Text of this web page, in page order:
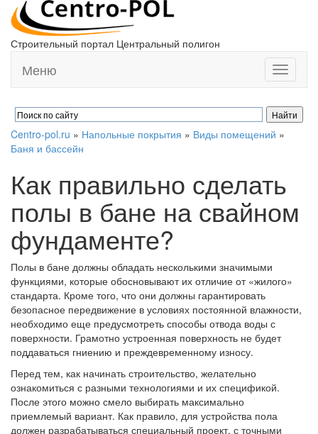
Строительный портал Центральный полигон
Toggle
Меню
Centro-pol.ru » Напольные покрытия » Виды помещений »
Баня и бассейн
Как правильно сделать
полы в бане на свайном
фундаменте?
Полы в бане должны обладать несколькими значимыми
функциями, которые обосновывают их отличие от «жилого»
стандарта. Кроме того, что они должны гарантировать
безопасное передвижение в условиях постоянной влажности,
необходимо еще предусмотреть способы отвода воды с
поверхности. Грамотно устроенная поверхность не будет
поддаваться гниению и преждевременному износу.
Перед тем, как начинать строительство, желательно
ознакомиться с разными технологиями и их спецификой.
После этого можно смело выбирать максимально
приемлемый вариант. Как правило, для устройства пола
должен разрабатываться специальный проект, с точными